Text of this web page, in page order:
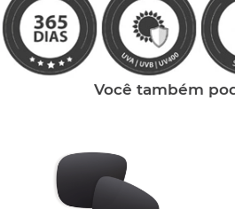
Você também